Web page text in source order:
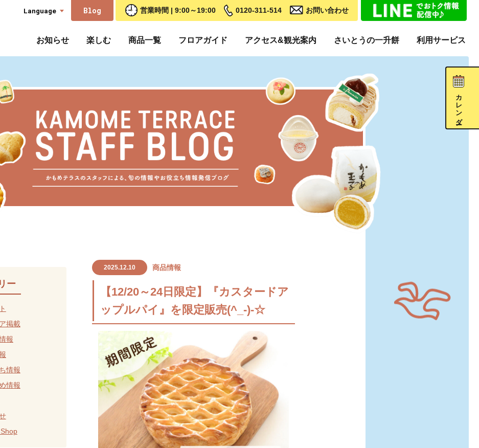
Language Blog 営業時間 | 9:00～19:00 0120-311-514 お問い合わせ
お知らせ 楽しむ 商品一覧 フロアガイド アクセス&観光案内 さいとうの一升餅 利用サービス
カレンダー
2025.12.10 商品情報
【12/20～24日限定】『カスタードア
ップルパイ』を限定販売(^_-)-☆
ー
掲載
報
情報
情報